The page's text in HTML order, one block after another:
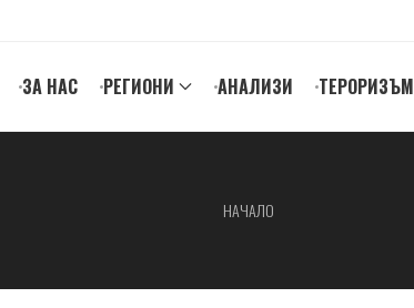
ЗА НАС РЕГИОНИ АНАЛИЗИ ТЕРОРИЗЪМ
НАЧАЛО